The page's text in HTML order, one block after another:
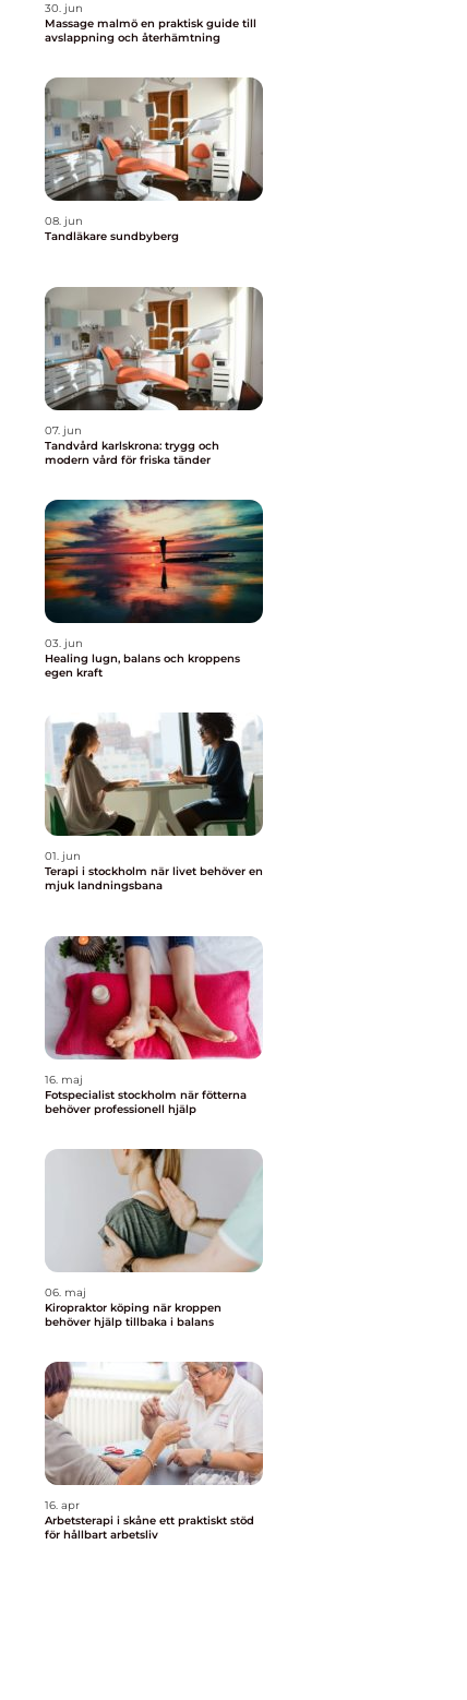
30. jun
Massage malmö en praktisk guide till
avslappning och återhämtning
08. jun
Tandläkare sundbyberg
07. jun
Tandvård karlskrona: trygg och
modern vård för friska tänder
03. jun
Healing lugn, balans och kroppens
egen kraft
01. jun
Terapi i stockholm när livet behöver en
mjuk landningsbana
16. maj
Fotspecialist stockholm när fötterna
behöver professionell hjälp
06. maj
Kiropraktor köping när kroppen
behöver hjälp tillbaka i balans
16. apr
Arbetsterapi i skåne ett praktiskt stöd
för hållbart arbetsliv